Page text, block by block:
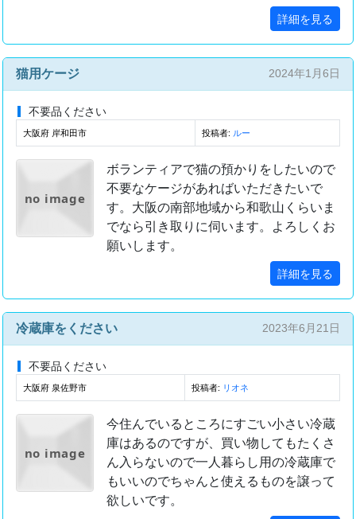
詳細を見る
猫用ケージ 2024年1月6日
不要品ください
大阪府 岸和田市 投稿者: ルー
no image
ボランティアで猫の預かりをしたいので
不要なケージがあればいただきたいで
す。大阪の南部地域から和歌山くらいま
でなら引き取りに伺います。よろしくお
願いします。
詳細を見る
冷蔵庫をください 2023年6月21日
不要品ください
大阪府 泉佐野市 投稿者: リオネ
no image
今住んでいるところにすごい小さい冷蔵
庫はあるのですが、買い物してもたくさ
ん入らないので一人暮らし用の冷蔵庫で
もいいのでちゃんと使えるものを譲って
欲しいです。